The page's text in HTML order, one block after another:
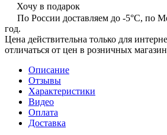
Хочу в подарок
По России доставляем до -5°C, по
год.
Цена действительна только для
отличаться от цен в розничных
Описание
Отзывы
Характеристики
Видео
Оплата
Доставка